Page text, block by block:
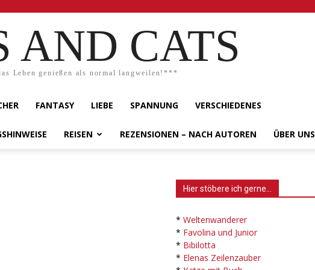
AND CATS
Leben genießen als normal langweilen!***
FANTASY LIEBE SPANNUNG VERSCHIEDENES
REISEN REZENSIONEN – NACH AUTOREN ÜBER UNS
Hier stöbere ich gerne…
* Weltenwanderer
* Favolina und Junior
* Bibilotta
* Elenas Zeilenzauber